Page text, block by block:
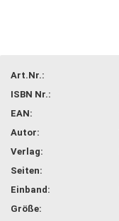
Art.Nr.:
ISBN Nr.:
EAN:
Autor:
Verlag:
Seiten:
Einband:
Größe: